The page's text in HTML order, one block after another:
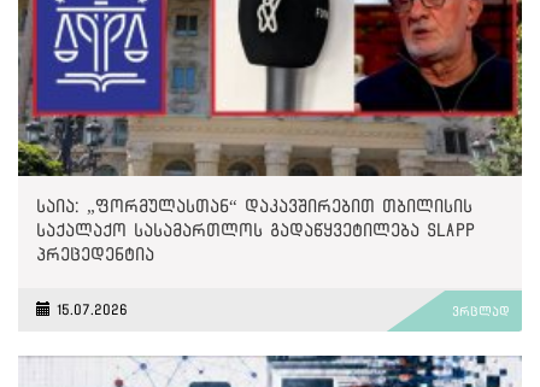
საია: „ფორმულასთან“ დაკავშირებით თბილისის
საქალაქო სასამართლოს გადაწყვეტილება SLAPP
პრეცედენტია
15.07.2026 ვრცლად